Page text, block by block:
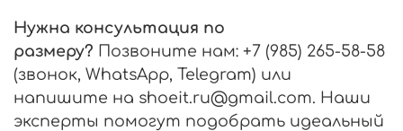
Нужна консультация по
размеру? Позвоните нам: +7 (985) 265-58-58
(звонок, WhatsApp, Telegram) или
напишите на shoeit.ru@gmail.com. Наши
эксперты помогут подобрать идеальный